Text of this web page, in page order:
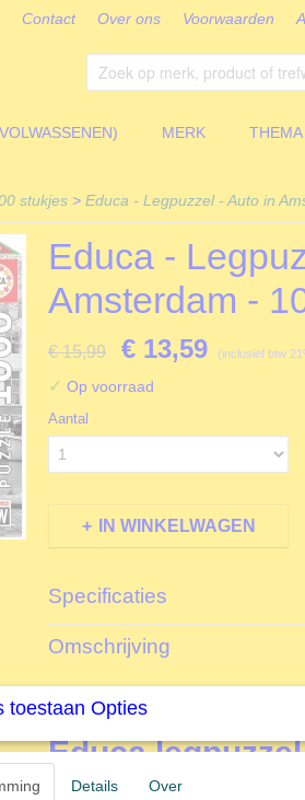
Contact Over ons Voorwaarden
MERK THEMA
stukjes > Educa - Legpuzzel - Auto in
Educa -
Amsterdam -
€ 15,99 € 13,59 (inclusief btw
✓ Op voorraad
Aantal
IN WINKELWAGEN
Specificaties
Productcode
EAN code
Omschrijving
1000 stukjes -
Educa legpuzzel
De oorsprong van Educa
toestaan Opties
Details Over